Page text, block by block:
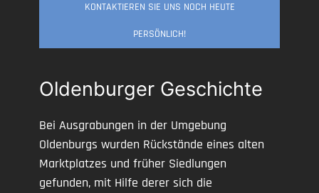
KONTAKTIEREN SIE UNS NOCH HEUTE
PERSÖNLICH!
Oldenburger Geschichte
Bei Ausgrabungen in der Umgebung
Oldenburgs wurden Rückstände eines alten
Marktplatzes und früher Siedlungen
gefunden, mit Hilfe derer sich die